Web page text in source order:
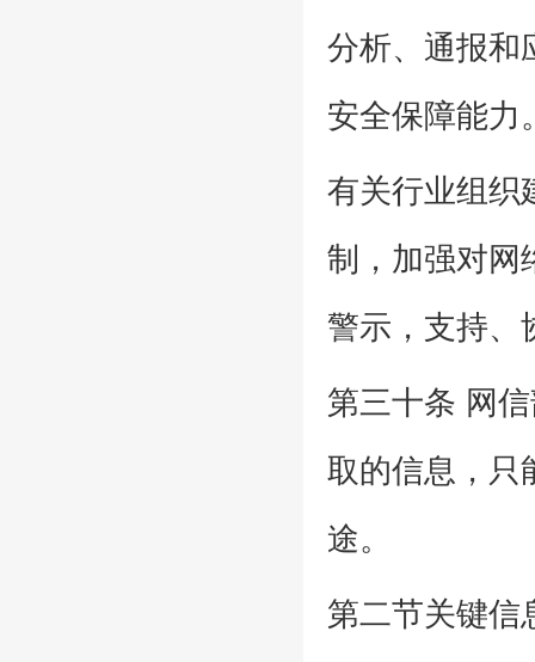
分析、通报和
安全保障能力
有关行业组织
制，加强对网
警示，支持、
第三十条 网
取的信息，只
途。
第二节关键信